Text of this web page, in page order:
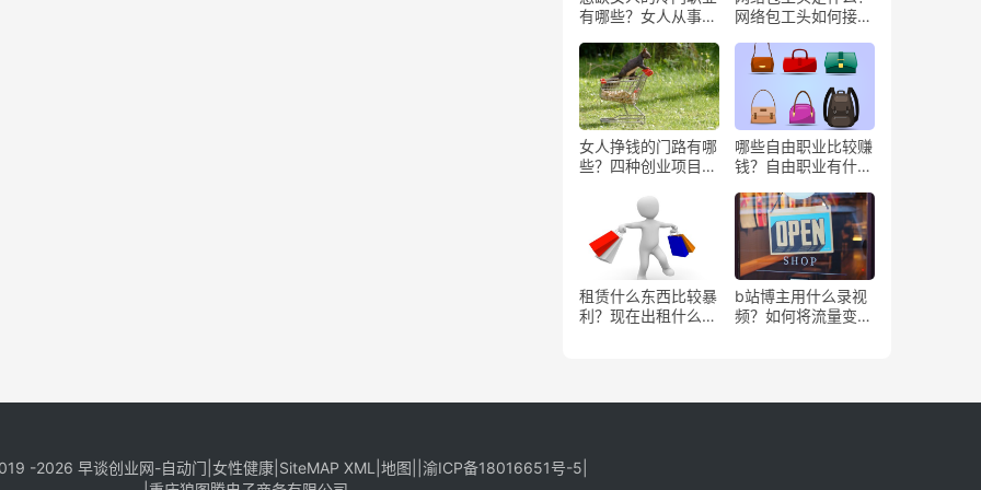
有哪些？女人从事哪
网络包工头如何接业
女人挣钱的门路有哪
些？四种创业项目推
哪些自由职业比较赚
钱？自由职业有什么
租赁什么东西比较暴
利？现在出租什么更
b站博主用什么录视
频？如何将流量变
-2026 早谈创业网-自动门 女性健康| SiteMAP XML 地图 渝ICP备18016651号-5